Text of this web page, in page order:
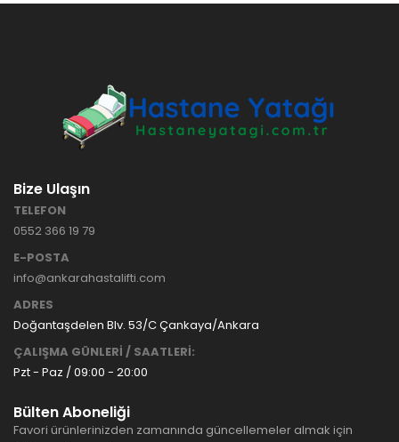
Bize Ulaşın
TELEFON
0552 366 19 79
E-POSTA
info@ankarahastalifti.com
ADRES
Doğantaşdelen Blv. 53/C Çankaya/Ankara
ÇALIŞMA GÜNLERİ / SAATLERİ:
Pzt - Paz / 09:00 - 20:00
Bülten Aboneliği
Favori ürünlerinizden zamanında güncellemeler almak için